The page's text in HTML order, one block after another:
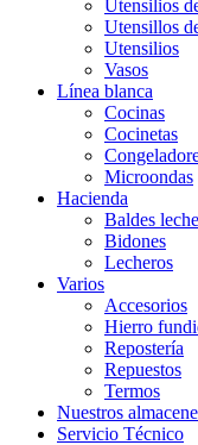
Utensilios
Utensillos
Utensilios
Vasos
Línea blanca
Cocinas
Cocinetas
Microondas
Hacienda
Baldes
Bidones
Lecheros
Varios
Accesorios
Hierro
Repostería
Repuestos
Termos
Nuestros
Servicio Técnico